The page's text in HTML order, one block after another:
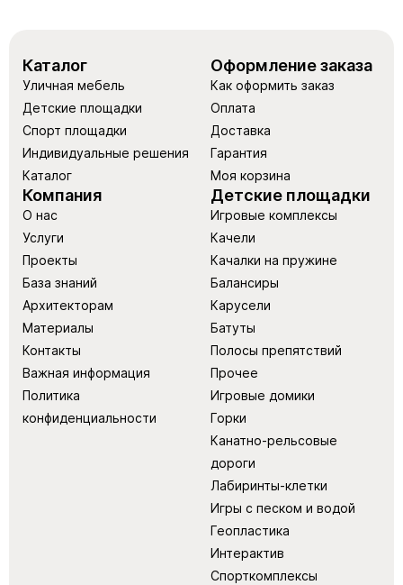
Каталог
Уличная мебель
Детские площадки
Спорт площадки
Индивидуальные решения
Каталог
Оформление заказа
Как оформить заказ
Оплата
Доставка
Гарантия
Моя корзина
Компания
О нас
Услуги
Проекты
База знаний
Архитекторам
Материалы
Контакты
Важная информация
Политика
конфиденциальности
Детские площадки
Игровые комплексы
Качели
Качалки на пружине
Балансиры
Карусели
Батуты
Полосы препятствий
Прочее
Игровые домики
Горки
Канатно-рельсовые
дороги
Лабиринты-клетки
Игры с песком и водой
Геопластика
Интерактив
Спорткомплексы